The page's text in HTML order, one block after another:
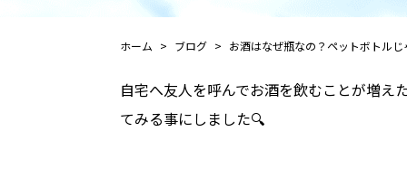
ホーム ブログ お酒はなぜ瓶なの？ペットボトルじ
自宅へ友人を呼んでお酒を飲むことが増
てみる事にしました🔍